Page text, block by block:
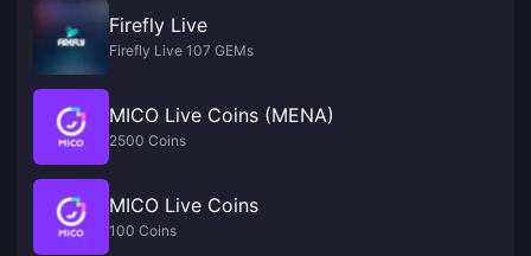
Firefly Live
Firefly Live 107 GEMs
MICO Live Coins (MENA)
2500 Coins
MICO Live Coins
100 Coins